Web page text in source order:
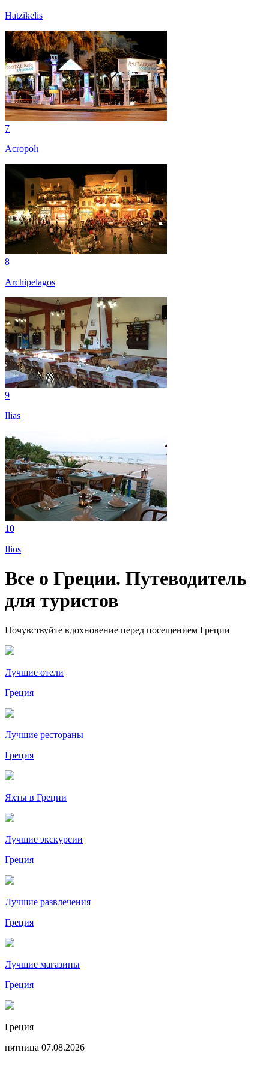
Hatzikelis
7
Acropolι
8
Archipelagos
9
Ilias
10
Ilios
Все о Греции. Путеводитель
для туристов
Почувствуйте вдохновение перед посещением Греции
Лучшие отели
Греция
Лучшие рестораны
Греция
Яхты в Греции
Лучшие экскурсии
Греция
Лучшие развлечения
Греция
Лучшие магазины
Греция
Греция
пятница 07.08.2026